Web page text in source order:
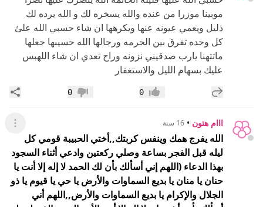
موبينا موزرا من عنده والله يسخره لك و الله يرده لك
ذليل ويعمي عيونه عنها ويكرهها ان شاء حسبي الله علئ
كل وحده تفرق بين الحرمه ورجالها الله حسيبها جعلها
ماتتهنا يارب صدقيني نزونه وراح تعدي ان شاء اللهبس
عليك بسهام الليل والاستغفار
إضافة رد جديد إعجاب0 عدم إعجاب
0
ااام هتون • 16 سنة عرض
الله يفرج همك وينفس كربتك,,أختي الحبيبة قومي كل
ليله قبل الفجر بساعة وصلي ركعتين وادعي أثناء السجود
بهذا الدعاء (اللهم إني أسألك بأن لك الحمد لا إله إلا أنت يا
حنان يا منان يا بديع السماوات والأرض يا حي يا قيوم يا ذو
الجلال والإكرام يا بديع السماوات والأرض,,اللهم أني